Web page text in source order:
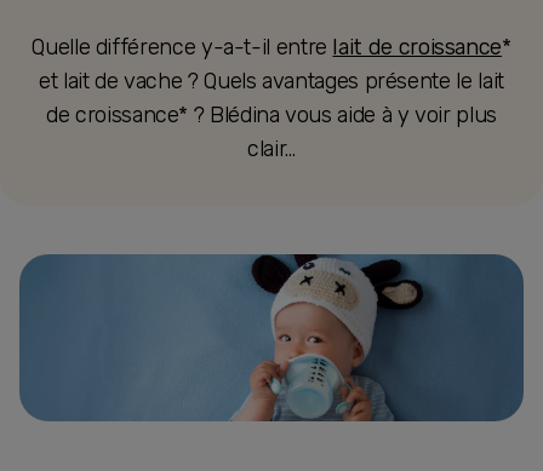
Quelle différence y-a-t-il entre lait de croissance*
et lait de vache ? Quels avantages présente le lait
de croissance* ? Blédina vous aide à y voir plus
clair…